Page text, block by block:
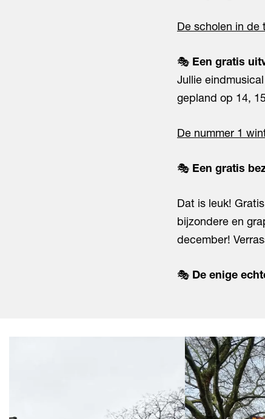
De scholen in de
🎭 Een gratis
Jullie
gepland op 14,
De nummer 1
🎭 Een gratis
Dat is leuk!
bijzondere en
december!
🎭 De enige